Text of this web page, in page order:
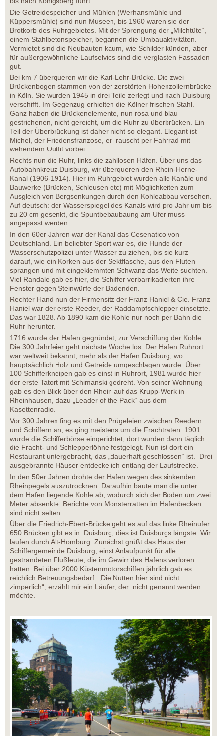
Die Getreidespeicher und Mühlen (Werhansmühle und
Küppersmühle) sind nun Museen, bis 1960 waren sie der
Brotkorb des Ruhrgebietes. Mit der Sprengung der „Milchtüte“,
einem Stahlbetonspeicher, begannen die Umbauaktivitäten.
Vermietet sind die Neubauten kaum, wie Schilder künden, aber
für außergewöhnliche Laufselvies sind die verglasten Fassaden
gut.
Bei km 7 überqueren wir die Karl-Lehr-Brücke. Die zwei
Brückenbogen stammen von der zerstörten Hohenzollernbrücke
in Köln. Sie wurden 1945 in drei Teile zerlegt und nach Duisburg
verschifft. Im Gegenzug erhielten die Kölner frischen Stahl.
Ganz haben die Brückenelemente, nun rosa und blau
gestrichenen, nicht gereicht, um die Ruhr zu überbrücken. Ein
Teil der Überbrückung ist daher nicht so elegant. Elegant ist
Michel, der Friedensfranzose, er rauscht per Fahrrad mit
wehendem Outfit vorbei.
Rechts nun die Ruhr, links die zahllosen Häfen. Über uns das
Autobahnkreuz Duisburg, wir überqueren den Rhein-Herne-
Kanal (1906-1914). Hier im Ruhrgebiet wurden alle Kanäle und
Bauwerke (Brücken, Schleusen etc) mit Möglichkeiten zum
Ausgleich von Bergsenkungen durch den Kohleabbau versehen.
Auf deutsch: der Wasserspiegel des Kanals wird pro Jahr um bis
zu 20 cm gesenkt, die Spuntbebaubaung am Ufer muss
angepasst werden.
In den 60er Jahren war der Kanal das Cesenatico von
Deutschland. Ein beliebter Sport war es, die Hunde der
Wasserschutzpolizei unter Wasser zu ziehen, bis sie kurz
darauf, wie ein Korken aus der Sektflasche, aus den Fluten
sprangen und mit eingeklemmten Schwanz das Weite suchten.
Viel Randale gab es hier, die Schiffer verbarrikadierten ihre
Fenster gegen Steinwürfe der Badenden.
Rechter Hand nun der Firmensitz der Franz Haniel & Cie. Franz
Haniel war der erste Reeder, der Raddampfschlepper einsetzte.
Das war 1828. Ab 1890 kam die Kohle nur noch per Bahn die
Ruhr herunter.
1716 wurde der Hafen gegründet, zur Verschiffung der Kohle.
Die 300 Jahrfeier geht nächste Woche los. Der Hafen Ruhrort
war weltweit bekannt, mehr als der Hafen Duisburg, wo
hauptsächlich Holz und Getreide umgeschlagen wurde. Über
100 Schifferkneipen gab es einst in Ruhrort, 1981 wurde hier
der erste Tatort mit Schimanski gedreht. Von seiner Wohnung
gab es den Blick über den Rhein auf das Krupp-Werk in
Rheinhausen, dazu „Leader of the Pack“ aus dem
Kasettenradio.
Vor 300 Jahren fing es mit den Prügeleien zwischen Reedern
und Schiffern an, es ging meistens um die Frachtraten. 1901
wurde die Schifferbörse eingerichtet, dort wurden dann täglich
die Fracht- und Schlepperlöhne festgelegt. Nun ist dort ein
Restaurant untergebracht, das „dauerhaft geschlossen“ ist. Drei
ausgebrannte Häuser entdecke ich entlang der Laufstrecke.
In den 50er Jahren drohte der Hafen wegen des sinkenden
Rheinpegels auszutrocknen. Daraufhin baute man die unter
dem Hafen liegende Kohle ab, wodurch sich der Boden um zwei
Meter absenkte. Berichte von Monsterratten im Hafenbecken
sind nicht selten.
Über die Friedrich-Ebert-Brücke geht es auf das linke Rheinufer.
650 Brücken gibt es in Duisburg, dies ist Duisburgs längste. Wir
laufen durch Alt-Homburg. Zunächst grüßt das Haus der
Schiffergemeinde Duisburg, einst Anlaufpunkt für alle
gestrandeten Flußleute, die im Gewirr des Hafens verloren
hatten. Bei über 2000 Küstenmotorschiffen jährlich gab es
reichlich Betreuungsbedarf. „Die Nutten hier sind nicht
zimperlich“, erzählt mir ein Läufer, der nicht genannt werden
möchte.